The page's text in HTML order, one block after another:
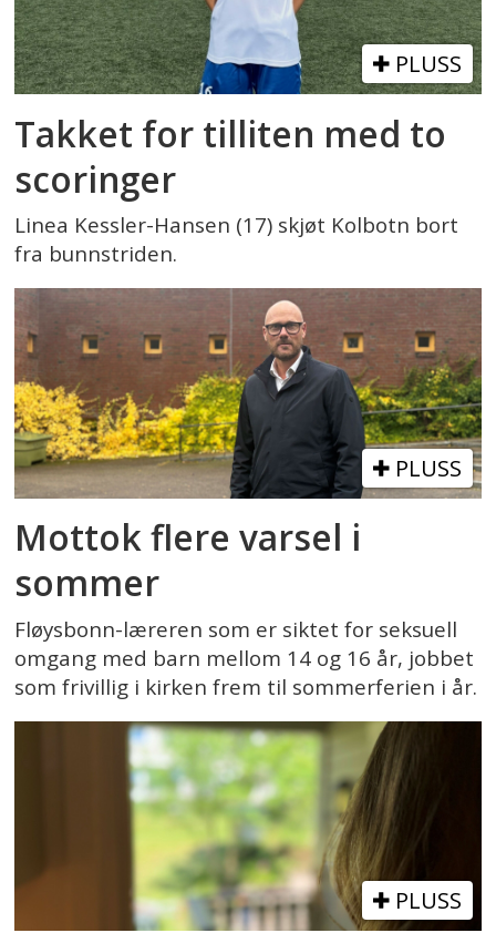
PLUSS
Takket for tilliten med to
scoringer
Linea Kessler-Hansen (17) skjøt Kolbotn bort
fra bunnstriden.
PLUSS
Mottok flere varsel i
sommer
Fløysbonn-læreren som er siktet for seksuell
omgang med barn mellom 14 og 16 år, jobbet
som frivillig i kirken frem til sommerferien i år.
PLUSS